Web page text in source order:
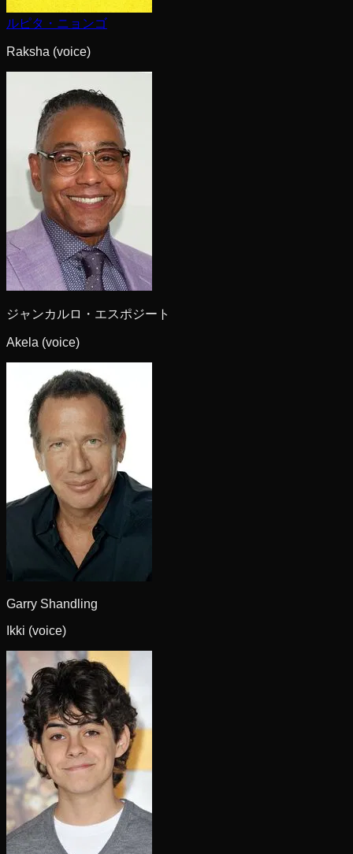
ルピタ・ニョンゴ
Raksha (voice)
ジャンカルロ・エスポジート
Akela (voice)
Garry Shandling
Ikki (voice)